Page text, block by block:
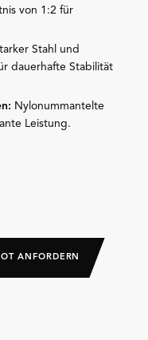
von 1:2 für
Stahl und
dauerhafte Stabilität
Nylonummantelte
Leistung.
ANFORDERN